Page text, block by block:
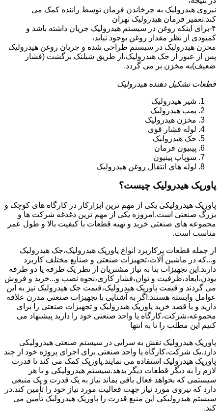
نیروی هیدرولیک به چرخاندن فرمان توسط راننده کمک می
کند.تعمیر فرمان هیدرولیک تهران
۴-برای اینکه روغن در سیستم هیدرولیک جریان داشته باشد و
کمبودی از نظر مقدار روغن بوجود نیاید،
مخزن هیدرولیک در سیستم طراحی شده و جریان روغن هیدرولیک
پس از عبور از جک هیدرولیک،از طریق شیلنک برگشت (فشار
ضعیف)به مخزن بر می گردد.
قطعات تشکیل دهنده هیدرولیک
شیر هیدرولیک
پمپ هیدرولیک
مخزن هیدرولیک
لوله فشار قوی
جک هیدرولیک
پینیون فرمان
سوپاپ پینیون
لوله های انتقال روغن هیدرولیک
پاورپک هیدرولیک چیست؟
پاورپک هیدرولیکی یکی از مهم ترین ابزارکار در کارگاه های کوچک و
بزرگ صنعتی است.امروزه یکی از مهم ترین دغدغه شرکت ها و
مجموعه های صنعتی خرید و تهیه قطعات با کیفیت بالا و طول عمر
مناسب است.
از جمله قطعات پرکاربرد انواع پاورپک هیدرولیک،جک هیدرولیک
و...که در ماشین آلات،تجهیزات صنعتی و صنایع مختلف کاربرد
دارند.این تجهیزات بنا به نیاز مشتریان از نظر یک طرفه یا دو طرفه
بودن،ابعاد،ظرفیت و توان،فشار کاری،نحوه نصب و...خرید و فروش
می گردند و قیمت پاورپک هیدرولیک،قیمت جک هیدرولیک نیز به این
عوامل وابسته هستند.اگر به آشنایی با تجهیزات صنعتی مدرن علاقه
دارید و یا قصد خرید پاورپک هیدرولیک و تجهیزات صنعتی را برای
مجموعه،شرکت،کارگاه یا واحد صنعتی خود را دارید پیشنهاد می
کنیم این مطلب را تا به انتها
پاورپک هیدرولیک نقش به سزایی در سیستم صنعتی هیدرولیکی
دارد.یک شرکت،کارگاه یا واحد صنعتی برای اجرای پروژه خود از چند
پاورپک هیدرولیک استفاده می نمایند.پاورپک کمک می کند تا قدرت
لازم را به دیگر قطعات دیگر بدهد.سیستم هیدرولیکی و یا هر
سیستمی که بخواهد فعال باقی بماند نیاز به یک قدرت و یک منبعی
دارد که نیروی مورد نیاز جهت فعالیت مورد نیاز خود را تأمین کند.در
سیستم هیدرولیکی این منبع قدرت را پاورپک هیدرولیک تأمین می
کند.